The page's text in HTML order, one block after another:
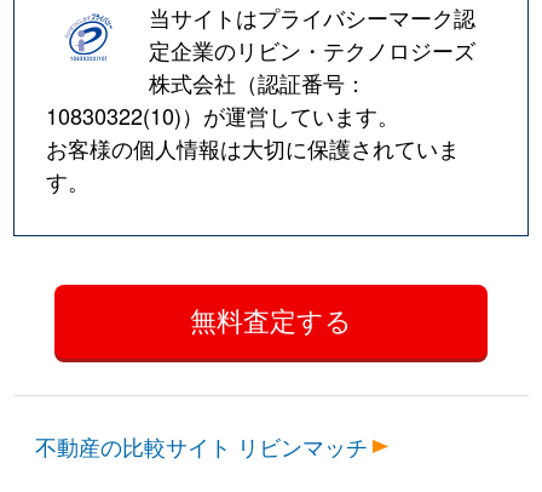
当サイトはプライバシーマーク認
定企業のリビン・テクノロジーズ
株式会社（認証番号：
10830322(10)）が運営しています。
お客様の個人情報は大切に保護されていま
す。
不動産の比較サイト リビンマッチ